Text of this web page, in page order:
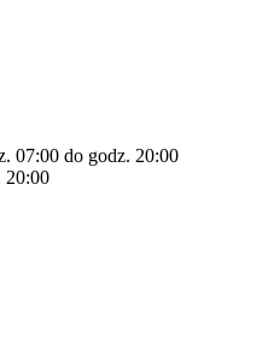
07:00 do godz. 20:00
20:00